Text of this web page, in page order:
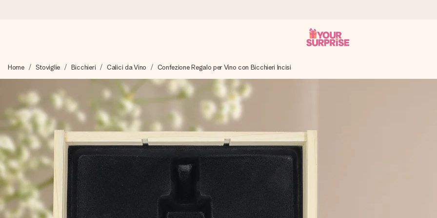
Prepariamo il tuo regalo con attenzione e lo spediamo in un lampo – così potrai consegnarlo al momento giusto, quando conta
4,7 (basato su +15.000 recensioni)
I nostri regali ispirano. I clienti ci valutano 4,7 su Google Reviews.
Biglietto d'auguri gratuito
Realizza qualcosa di unico in pochi passi – con il suo nome, una tua foto o un messaggio che tocchi il cuore. Nessuna
perfetto.
Home Stoviglie Bicchieri Calici da Vino Confezione Regalo per Vino con Bicchieri Incisi